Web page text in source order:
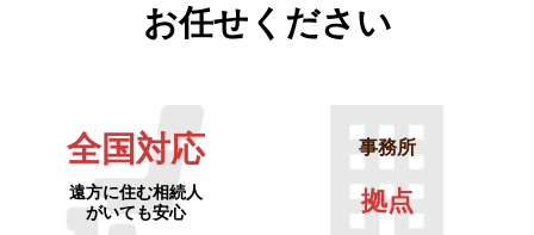
お任せください
全国対応
遠方に住む相続人
がいても安心
事務所
拠点